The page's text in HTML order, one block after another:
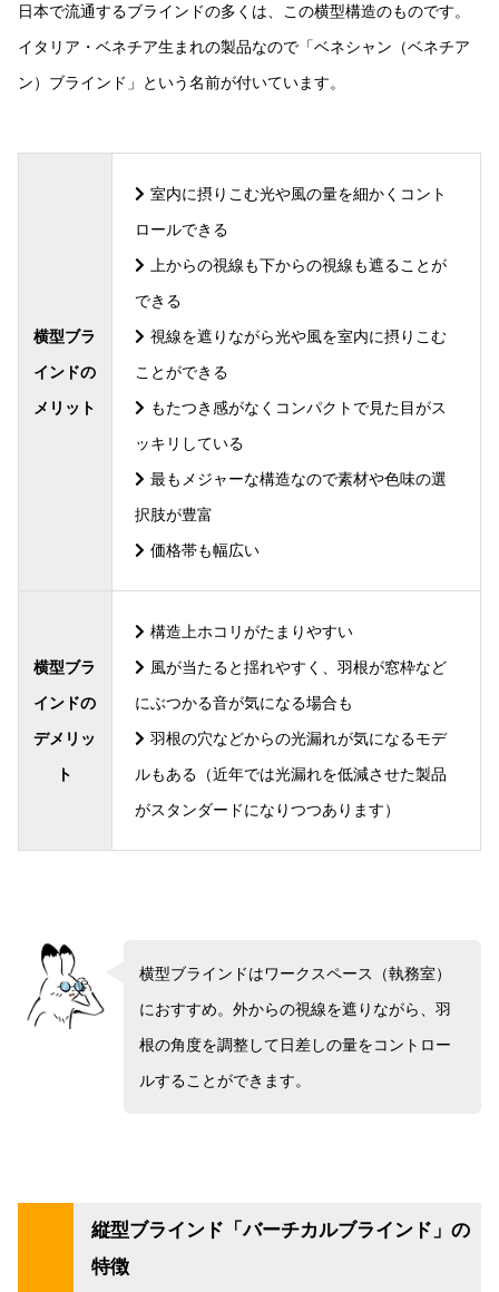
日本で流通するブラインドの多くは、この横型構造のものです。
イタリア・ベネチア生まれの製品なので「ベネシャン（ベネチア
ン）ブラインド」という名前が付いています。
横型ブラ
インドの
メリット
室内に摂りこむ光や風の量を細かくコント
ロールできる
上からの視線も下からの視線も遮ることが
できる
視線を遮りながら光や風を室内に摂りこむ
ことができる
もたつき感がなくコンパクトで見た目がス
ッキリしている
最もメジャーな構造なので素材や色味の選
択肢が豊富
価格帯も幅広い
横型ブラ
インドの
デメリッ
ト
構造上ホコリがたまりやすい
風が当たると揺れやすく、羽根が窓枠など
にぶつかる音が気になる場合も
羽根の穴などからの光漏れが気になるモデ
ルもある（近年では光漏れを低減させた製品
がスタンダードになりつつあります）
横型ブラインドはワークスペース（執務室）
におすすめ。外からの視線を遮りながら、羽
根の角度を調整して日差しの量をコントロー
ルすることができます。
縦型ブラインド「バーチカルブラインド」の
特徴